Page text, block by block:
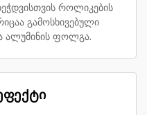
როლიკების
გამოსხივებული
ალუმინის ფოლგა.